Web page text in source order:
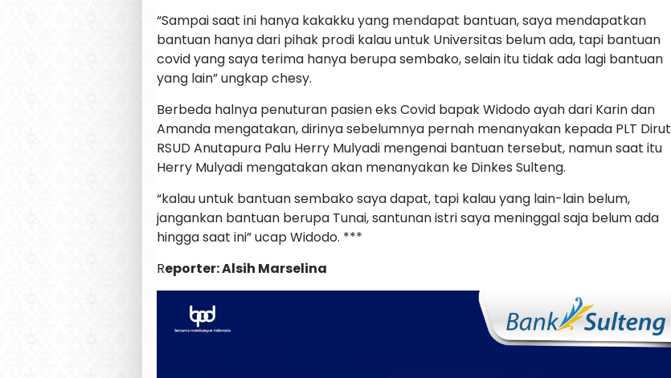
“Sampai saat ini hanya kakakku yang mendapat bantuan, saya mendapatkan
bantuan hanya dari pihak prodi kalau untuk Universitas belum ada, tapi bantuan
covid yang saya terima hanya berupa sembako, selain itu tidak ada lagi bantuan
yang lain” ungkap chesy.
Berbeda halnya penuturan pasien eks Covid bapak Widodo ayah dari Karin dan
Amanda mengatakan, dirinya sebelumnya pernah menanyakan kepada PLT Dirut
RSUD Anutapura Palu Herry Mulyadi mengenai bantuan tersebut, namun saat itu
Herry Mulyadi mengatakan akan menanyakan ke Dinkes Sulteng.
“kalau untuk bantuan sembako saya dapat, tapi kalau yang lain-lain belum,
jangankan bantuan berupa Tunai, santunan istri saya meninggal saja belum ada
hingga saat ini” ucap Widodo. ***
Reporter: Alsih Marselina